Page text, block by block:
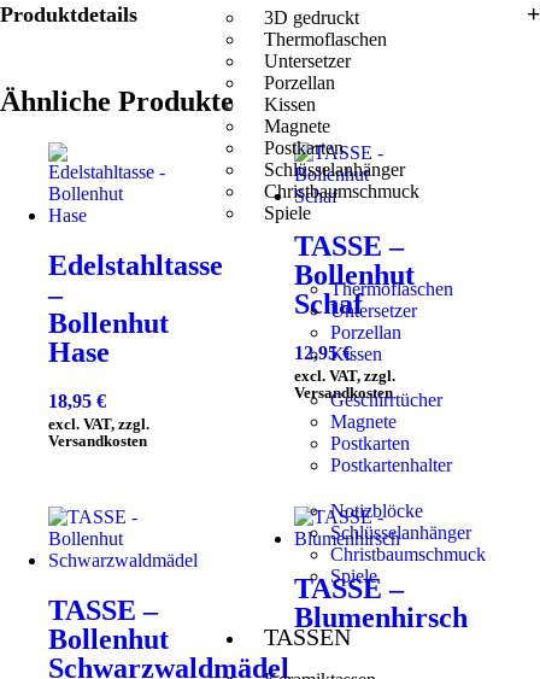
3D gedruckt
Thermoflaschen
Untersetzer
Porzellan
Kissen
Magnete
Postkarten
Schlüsselanhänger
Christbaumschmuck
Spiele
Thermoflaschen
Untersetzer
Porzellan
Kissen
Geschirrtücher
Magnete
Postkarten
Postkartenhalter
Notizblöcke
Schlüsselanhänger
Christbaumschmuck
Spiele
TASSEN
Produktdetails
Ähnliche Produkte
Edelstahltasse
–
Bollenhut
Hase
18,95 €
excl. VAT, zzgl.
Versandkosten
TASSE –
Bollenhut
Schaf
12,95€
excl. VAT, zzgl.
Versandkosten
TASSE –
Bollenhut
Schwarzwaldmädel
TASSE –
Blumenhirsch